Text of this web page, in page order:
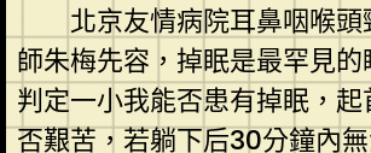
北京友情病院耳鼻咽喉
師朱梅先容，掉眠是最罕見
判定一小我能否患有掉眠，
否艱苦，若躺下后30分鐘內